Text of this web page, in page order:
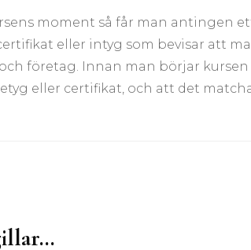
moment så får man antingen
eller intyg som bevisar att
företag. Innan man börjar kursen
eller certifikat, och att det